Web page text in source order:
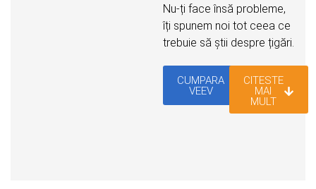
Nu-ți face însă probleme,
îți spunem noi tot ceea ce
trebuie să știi despre țigări.
CUMPARA
VEEV
CITESTE
MAI
MULT